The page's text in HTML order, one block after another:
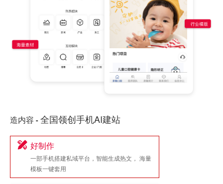
造内容 - 全国领创手机AI建站
好制作
一部手机搭建私域平台，智能生成热文， 海量
模板一键套用